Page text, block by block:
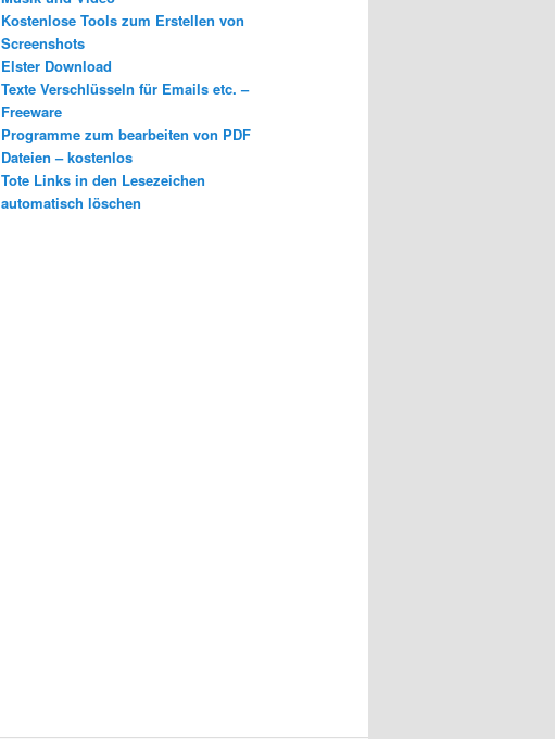
Kostenlose Tools zum Erstellen von
Screenshots
Elster Download
Texte Verschlüsseln für Emails etc. –
Freeware
Programme zum bearbeiten von PDF
Dateien – kostenlos
Tote Links in den Lesezeichen
automatisch löschen